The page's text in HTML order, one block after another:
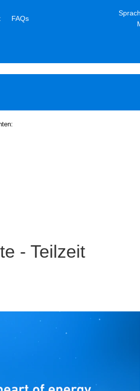
FAQs
- Teilzeit